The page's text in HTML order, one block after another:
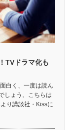
TVドラマ化も
白く、一度は読ん
しょう。こちらは
り講談社・Kissに